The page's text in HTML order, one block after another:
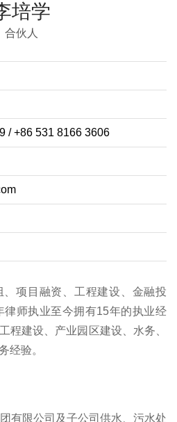
培学
合伙人
/ +86 531 8166 3606
项目融资、工程建设、金融投
律师执业至今拥有15年的执业经
程建设、产业园区建设、水务、
经验。
有限公司及子公司供水、污水处